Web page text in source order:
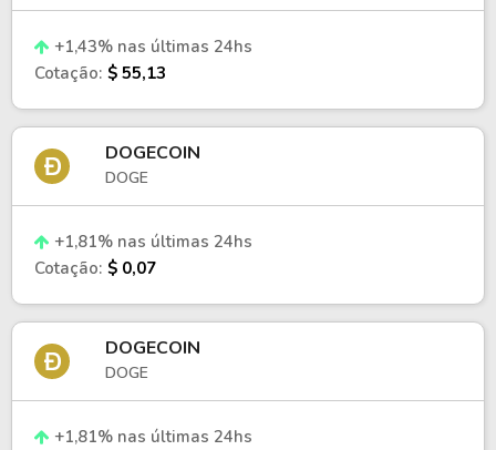
+1,43% nas últimas 24hs
Cotação: $ 55,13
DOGECOIN
DOGE
+1,81% nas últimas 24hs
Cotação: $ 0,07
DOGECOIN
DOGE
+1,81% nas últimas 24hs